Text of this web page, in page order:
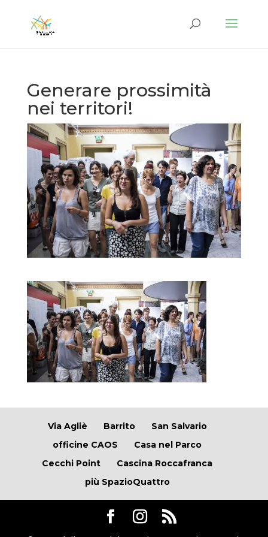
Generare prossimità
nei territori!
Via Agliè Barrito
San Salvario
officine CAOS
Casa nel Parco
Cecchi Point
Cascina Roccafranca
più SpazioQuattro